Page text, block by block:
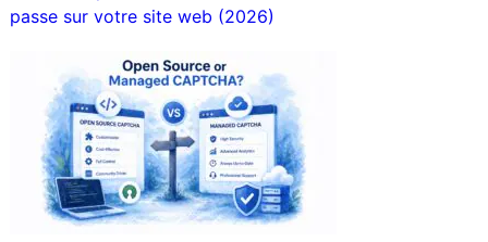
passe sur votre site web (2026)